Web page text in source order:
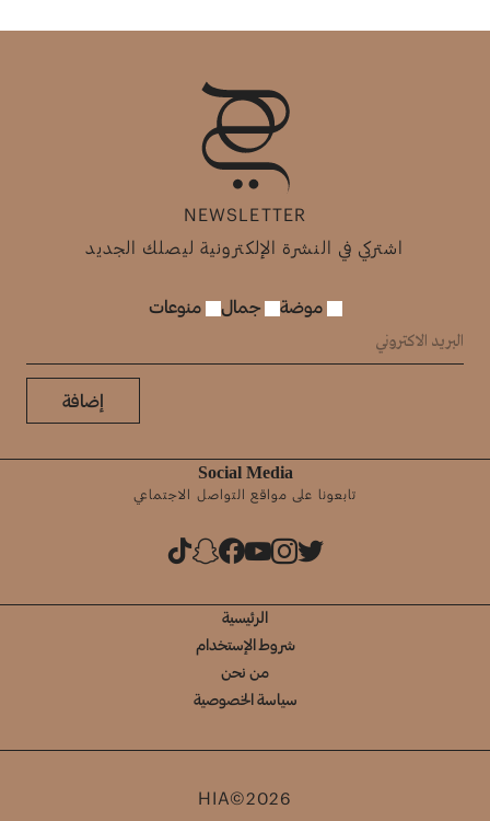
NEWSLETTER
اشتركي في النشرة الإلكترونية ليصلك الجديد
موضة جمال منوعات
إضافة
Social Media
تابعونا على مواقع التواصل الاجتماعي
الرئيسية
شروط الإستخدام
من نحن
سياسة الخصوصية
HIA©2026